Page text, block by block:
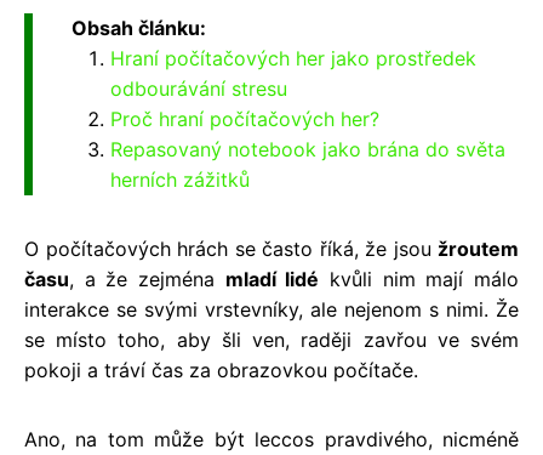
Obsah článku:
Hraní počítačových her jako prostředek
odbourávání stresu
Proč hraní počítačových her?
Repasovaný notebook jako brána do světa
herních zážitků
O počítačových hrách se často říká, že jsou žroutem
času, a že zejména mladí lidé kvůli nim mají málo
interakce se svými vrstevníky, ale nejenom s nimi. Že
se místo toho, aby šli ven, raději zavřou ve svém
pokoji a tráví čas za obrazovkou počítače.
Ano, na tom může být leccos pravdivého, nicméně